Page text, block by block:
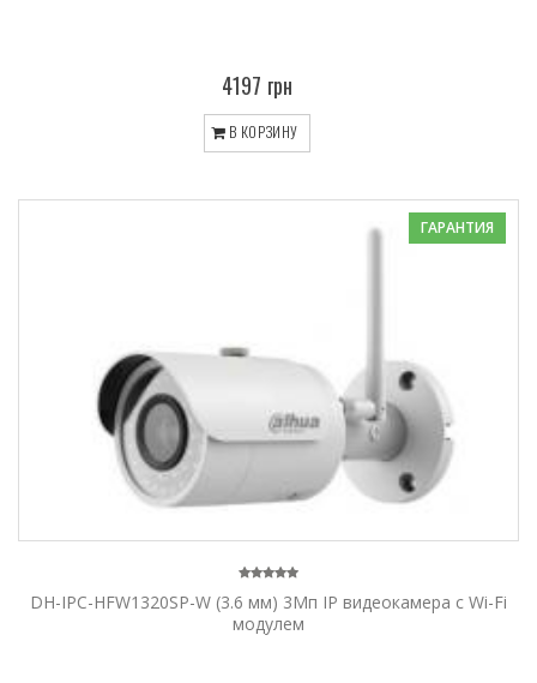
4197 грн
В КОРЗИНУ
ГАРАНТИЯ
DH-IPC-HFW1320SP-W (3.6 мм) 3Мп IP видеокамера с Wi-Fi
модулем